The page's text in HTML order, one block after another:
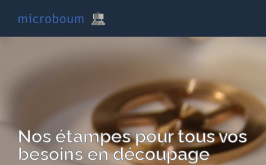
Nos étampes pour tous vos
besoins en découpage